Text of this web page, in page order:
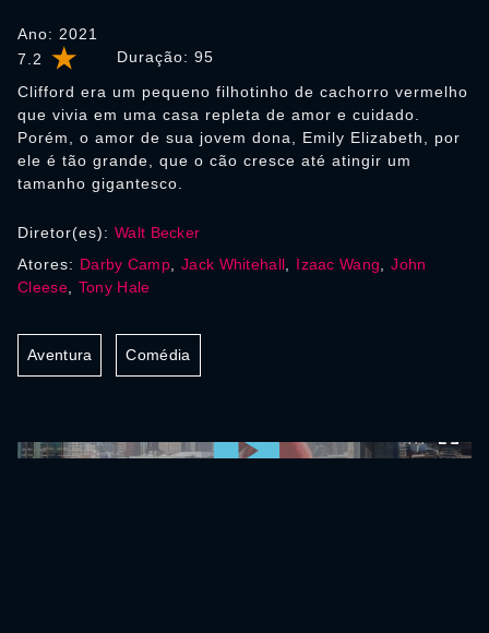
7.2 Duração: 95
Ano: 2021
Clifford era um pequeno filhotinho de cachorro vermelho
que vivia em uma casa repleta de amor e cuidado.
Porém, o amor de sua jovem dona, Emily Elizabeth, por
ele é tão grande, que o cão cresce até atingir um
tamanho gigantesco.
Diretor(es): Walt Becker
Atores: Darby Camp Jack Whitehall Izaac Wang ,John
Cleese, Tony Hale
Aventura Comédia